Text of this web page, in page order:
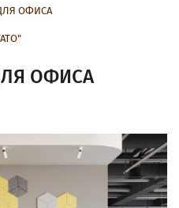
ОФИСА
ОФИСА